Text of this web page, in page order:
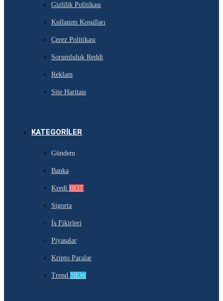
Gizlilik Politikası
Kullanım Koşulları
Çerez Politikası
Sorumluluk Reddi
Reklam
Site Haritası
KATEGORILER
Gündem
Banka
Kredi HOT
Sigorta
İş Fikirleri
Piyasalar
Kripto Paralar
Trend NEW